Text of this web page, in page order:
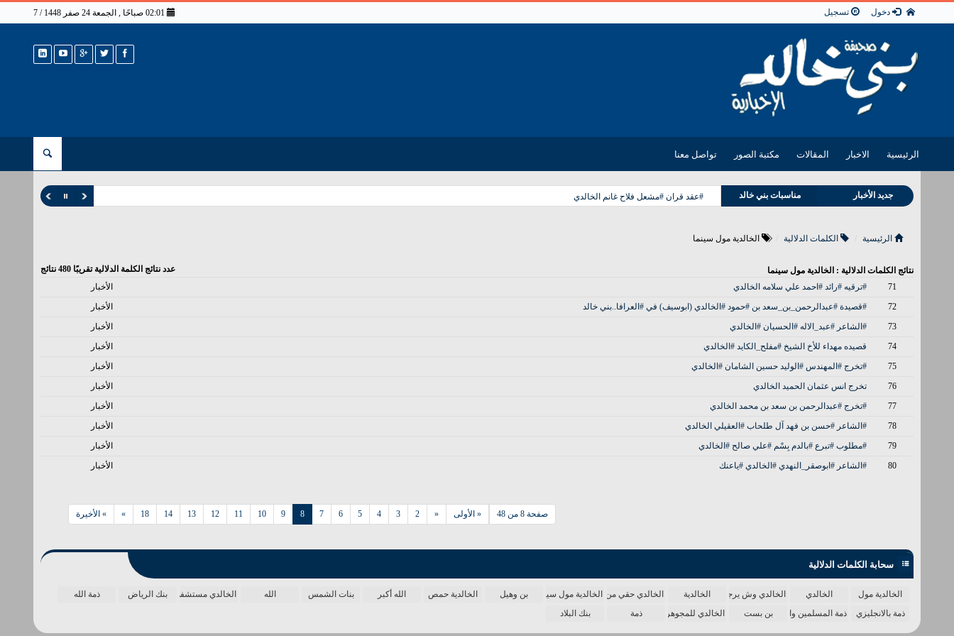
دخول تسجيل
الرئيسية الاخبار المقالات مكتبة الصور تواصل معنا
جديد الأخبار مناسبات بني خالد #عقد قران #مشعل فلاح غانم الخالدي
الرئيسية الكلمات الدلالية الخالدية مول سينما
نتائج الكلمات الدلالية : الخالدية مول سينما عدد نتائج الكلمة الدلالية تقريبًا 480 نتائج
71
#ترقيه #رائد #احمد علي سلامه الخالدي
الأخبار
72
#قصيدة #عبدالرحمن_بن_سعد بن #حمود #الخالدي (ابوسيف) في #العرافا..بني خالد
الأخبار
73
#الشاعر #عبد_الاله #الحسيان #الخالدي
الأخبار
74
قصيده مهداء للأخ الشيخ #مفلح_الكايد #الخالدي
الأخبار
75
#تخرج #المهندس #الوليد حسين الشامان #الخالدي
الأخبار
76
تخرج انس عثمان الحميد الخالدي
الأخبار
77
#تخرج #عبدالرحمن بن سعد بن محمد الخالدي
الأخبار
78
#الشاعر #حسن بن فهد آل طلحاب #العقيلي الخالدي
الأخبار
79
#مطلوب #تبرع #بالدم بِسْم #علي صالح #الخالدي
الأخبار
80
#الشاعر #ابوصقر_النهدي #الخالدي #ياعنك الأخبار
صفحة 8 من 48 « الأولى «
2
3
4
5
6
7
8
9
10
11
12
13
14
18
» » الأخيرة
سحابة الكلمات الدلالية
الخالدية مول الخالدي الخالدي وش يرجع الخالدية الخالدي حقي من الدنياالخالدية مول سينما بن وهيل الخالدية حمص الله أكبر بنات الشمس الله الخالدي مستشفى بنك الرياض
ذمة الله
ذمة بالانجليزي
ذمة المسلمين واحدة بن بست الخالدي للمجوهرات ذمة بنك البلاد